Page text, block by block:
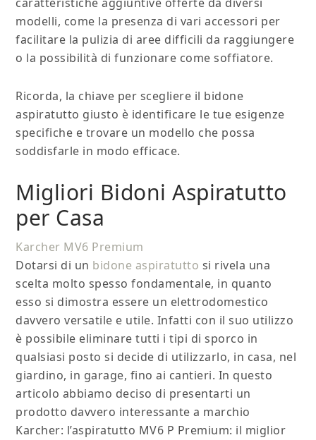
modelli, come la presenza di vari accessori per
facilitare la pulizia di aree difficili da raggiungere
o la possibilità di funzionare come soffiatore.
Ricorda, la chiave per scegliere il bidone
aspiratutto giusto è identificare le tue esigenze
specifiche e trovare un modello che possa
soddisfarle in modo efficace.
Migliori Bidoni Aspiratutto
per Casa
Karcher MV6 Premium
Dotarsi di un bidone aspiratutto si rivela una
scelta molto spesso fondamentale, in quanto
esso si dimostra essere un elettrodomestico
davvero versatile e utile. Infatti con il suo utilizzo
è possibile eliminare tutti i tipi di sporco in
qualsiasi posto si decide di utilizzarlo, in casa, nel
giardino, in garage, fino ai cantieri. In questo
articolo abbiamo deciso di presentarti un
prodotto davvero interessante a marchio
Karcher: l’aspiratutto MV6 P Premium: il miglior